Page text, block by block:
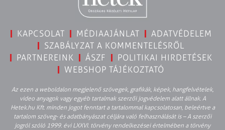
KAPCSOLAT MÉDIAAJÁNLAT
ADATVÉDELEM
SZABÁLYZAT A KOMMENTELÉSRŐL
PARTNEREINK
ÁSZF
POLITIKAI HIRDETÉSEK
WEBSHOP TÁJÉKOZTATÓ
Az ezen a weboldalon megjelenő szövegek, grafikák, képek, hangfelvételek,
video anyagok vagy egyéb tartalmak szerzői jogvédelem alatt állnak. A
Hetek.hu Kft. minden jogot fenntart a tartalommal kapcsolatosan, beleértve a
tartalom szöveg- és adatbányászat céljára való felhasználását is – A szerzői
jogról szóló 1999. évi LXXVI. törvény rendelkezései értelmében a törvény